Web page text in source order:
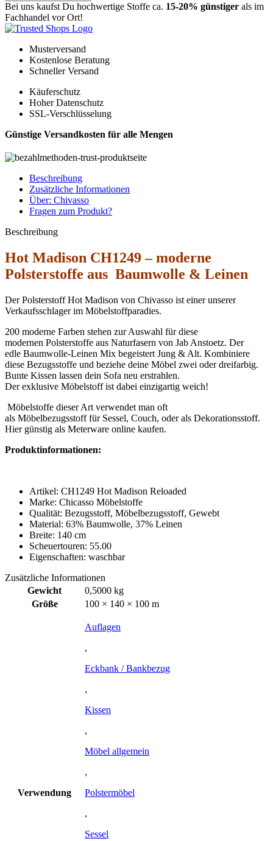
Bei uns kaufst Du hochwertige Stoffe ca. 15-20% günstiger als im
Fachhandel vor Ort!
Musterversand
Kostenlose Beratung
Schneller Versand
Käuferschutz
Hoher Datenschutz
SSL-Verschlüsselung
Günstige Versandkosten für alle Mengen
Beschreibung
Zusätzliche Informationen
Über: Chivasso
Fragen zum Produkt?
Beschreibung
Hot Madison CH1249 – moderne
Polsterstoffe aus Baumwolle & Leinen
Der Polsterstoff Hot Madison von Chivasso ist einer unserer
Verkaufsschlager im Möbelstoffparadies.
200 moderne Farben stehen zur Auswahl für diese
modernen Polsterstoffe aus Naturfasern von Jab Anstoetz. Der
edle Baumwolle-Leinen Mix begeistert Jung & Alt. Kombiniere
diese Bezugsstoffe und beziehe deine Möbel zwei oder dreifarbig.
Bunte Kissen lassen dein Sofa neu erstrahlen.
Der exklusive Möbelstoff ist dabei einzigartig weich!
Möbelstoffe dieser Art verwendet man oft
als Möbelbezugsstoff für Sessel, Couch, oder als Dekorationsstoff.
Hier günstig als Meterware online kaufen.
Produktinformationen:
Artikel: CH1249 Hot Madison Reloaded
Marke: Chicasso Möbelstoffe
Qualität: Bezugsstoff, Möbelbezugsstoff, Gewebt
Material: 63% Baumwolle, 37% Leinen
Breite: 140 cm
Scheuertouren: 55.00
Eigenschaften: waschbar
Zusätzliche Informationen
Gewicht
0,5000 kg
Größe
100 × 140 × 100 m
Verwendung
Auflagen
,
Eckbank / Bankbezug
,
Kissen
,
Möbel allgemein
,
Polstermöbel
,
Sessel